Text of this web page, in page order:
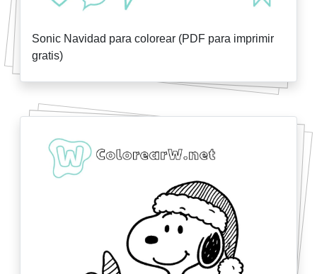
Sonic Navidad para colorear (PDF para imprimir
gratis)